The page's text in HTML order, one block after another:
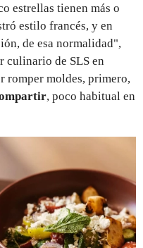
estrellas tienen más o
estilo francés, y en
de esa normalidad",
culinario de SLS en
romper moldes, primero,
, poco habitual en